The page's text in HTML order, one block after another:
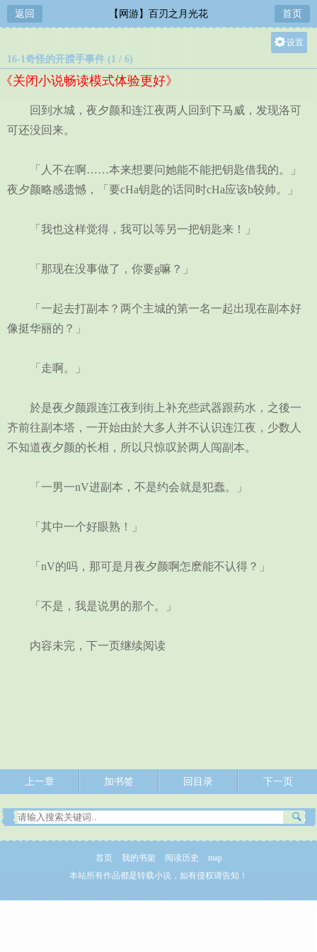
返回 【网游】百刃之月光花 首页
设置
中
16-1奇怪的开膛手事件 (1 / 6)
《关闭小说畅读模式体验更好》
回到水城，夜夕颜和连江夜两人回到下马威，发现洛可
可还没回来。
「人不在啊……本来想要问她能不能把钥匙借我的。」
夜夕颜略感遗憾，「要cHa钥匙的话同时cHa应该b较帅。」
「我也这样觉得，我可以等另一把钥匙来！」
「那现在没事做了，你要g嘛？」
「一起去打副本？两个主城的第一名一起出现在副本好
像挺华丽的？」
「走啊。」
於是夜夕颜跟连江夜到街上补充些武器跟药水，之後一
齐前往副本塔，一开始由於大多人并不认识连江夜，少数人
不知道夜夕颜的长相，所以只惊叹於两人闯副本。
「一男一nV进副本，不是约会就是犯蠢。」
「其中一个好眼熟！」
「nV的吗，那可是月夜夕颜啊怎麽能不认得？」
「不是，我是说男的那个。」
内容未完，下一页继续阅读
上一章 加书签 回目录 下一页
首页 我的书架 阅读历史
map
本站所有作品都是转载小说，如有侵权请告知！